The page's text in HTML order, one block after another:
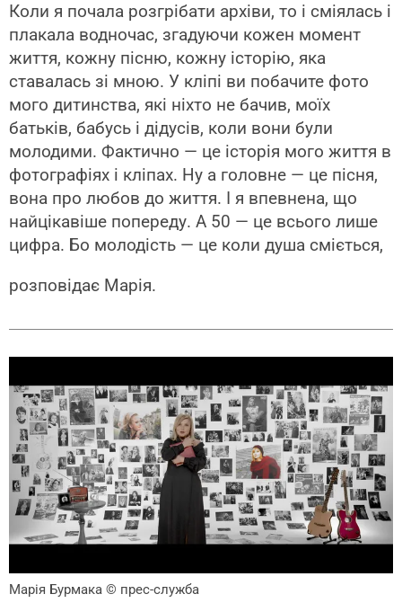
Коли я почала розгрібати архіви, то і сміялась і
плакала водночас, згадуючи кожен момент
життя, кожну пісню, кожну історію, яка
ставалась зі мною. У кліпі ви побачите фото
мого дитинства, які ніхто не бачив, моїх
батьків, бабусь і дідусів, коли вони були
молодими. Фактично — це історія мого життя в
фотографіях і кліпах. Ну а головне — це пісня,
вона про любов до життя. І я впевнена, що
найцікавіше попереду. А 50 — це всього лише
цифра. Бо молодість — це коли душа сміється,
розповідає Марія.
Марія Бурмака © прес-служба